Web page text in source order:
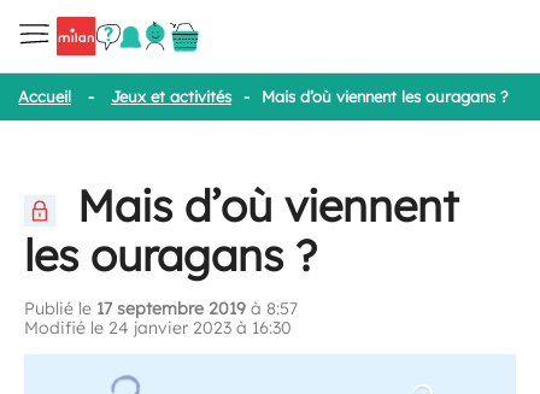
Accueil - Jeux et activités - Mais d’où viennent les ouragans ?
Mais d’où viennent
les ouragans ?
Publié le 17 septembre 2019 à 8:57
Modifié le 24 janvier 2023 à 16:30